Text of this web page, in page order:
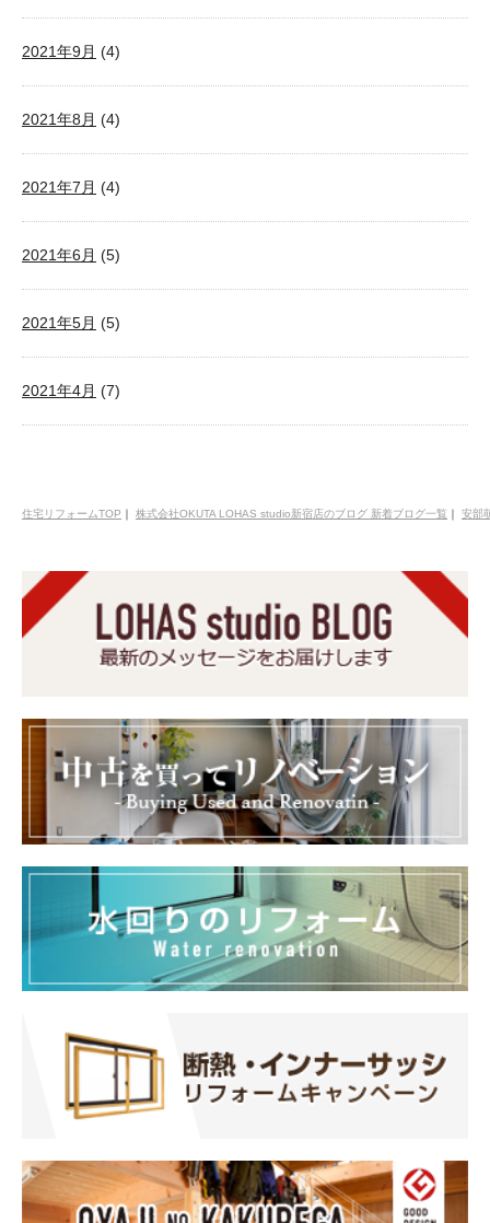
2021年9月 (4)
2021年8月 (4)
2021年7月 (4)
2021年6月 (5)
2021年5月 (5)
2021年4月 (7)
住宅リフォームTOP ｜ 株式会社OKUTA LOHAS studio新宿店のブログ 新着ブログ一覧 ｜ 安部